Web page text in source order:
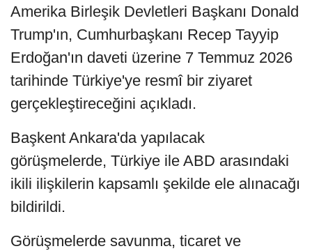
Amerika Birleşik Devletleri Başkanı Donald
Trump'ın, Cumhurbaşkanı Recep Tayyip
Erdoğan'ın daveti üzerine 7 Temmuz 2026
tarihinde Türkiye'ye resmî bir ziyaret
gerçekleştireceğini açıkladı.
Başkent Ankara'da yapılacak
görüşmelerde, Türkiye ile ABD arasındaki
ikili ilişkilerin kapsamlı şekilde ele alınacağı
bildirildi.
Görüşmelerde savunma, ticaret ve